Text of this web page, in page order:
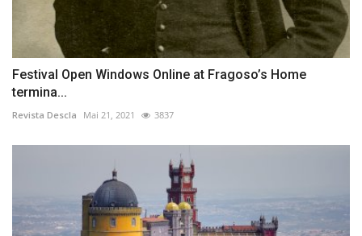
Festival Open Windows Online at Fragoso’s Home
termina...
Revista Descla Mai 21, 2021 3837